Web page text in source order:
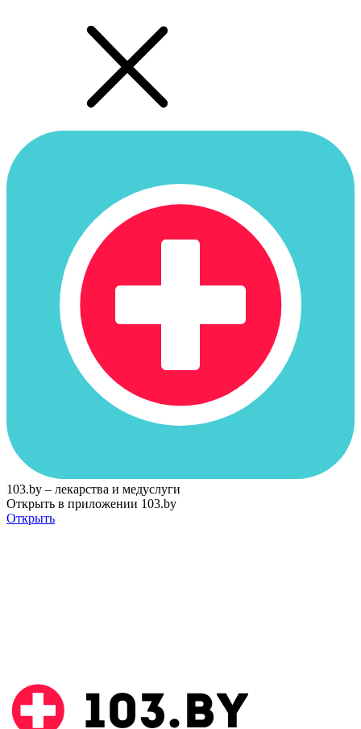
103.by – лекарства и медуслуги
Открыть в приложении 103.by
Открыть